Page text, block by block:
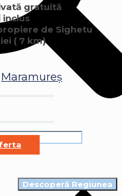
gratuită
inclus
de Sighetu
( 7 km)
Maramureș
Descoperă Regiunea